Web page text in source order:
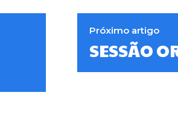
Próximo artigo
SESSÃO